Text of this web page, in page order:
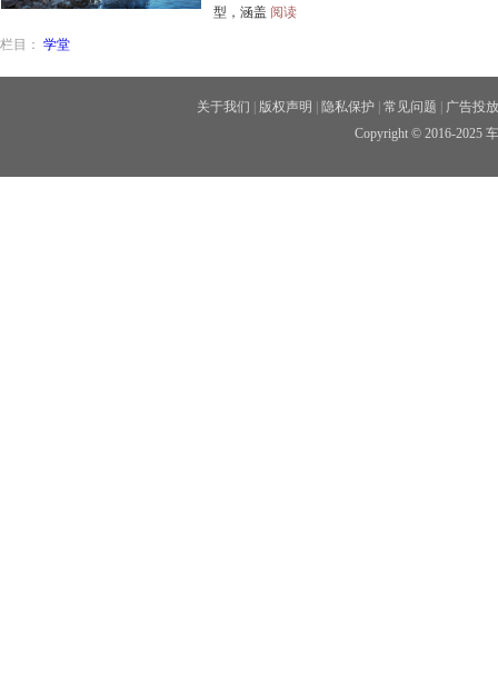
型，涵盖 阅读
栏目： 学堂
关于我们 版权声明 隐私保护 常见问题
广告投放
Copyright © 2016-2025